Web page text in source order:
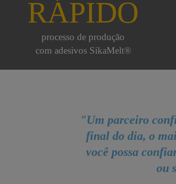
RÁPIDO
processo de produção
com adesivos SikaMelt®
"Um parceiro
final do dia, o
você possa
ou